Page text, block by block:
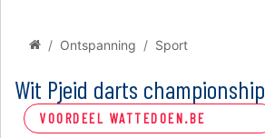
Ontspanning Sport
Wit Pjeid darts championship
VOORDEEL WATTEDOEN.BE